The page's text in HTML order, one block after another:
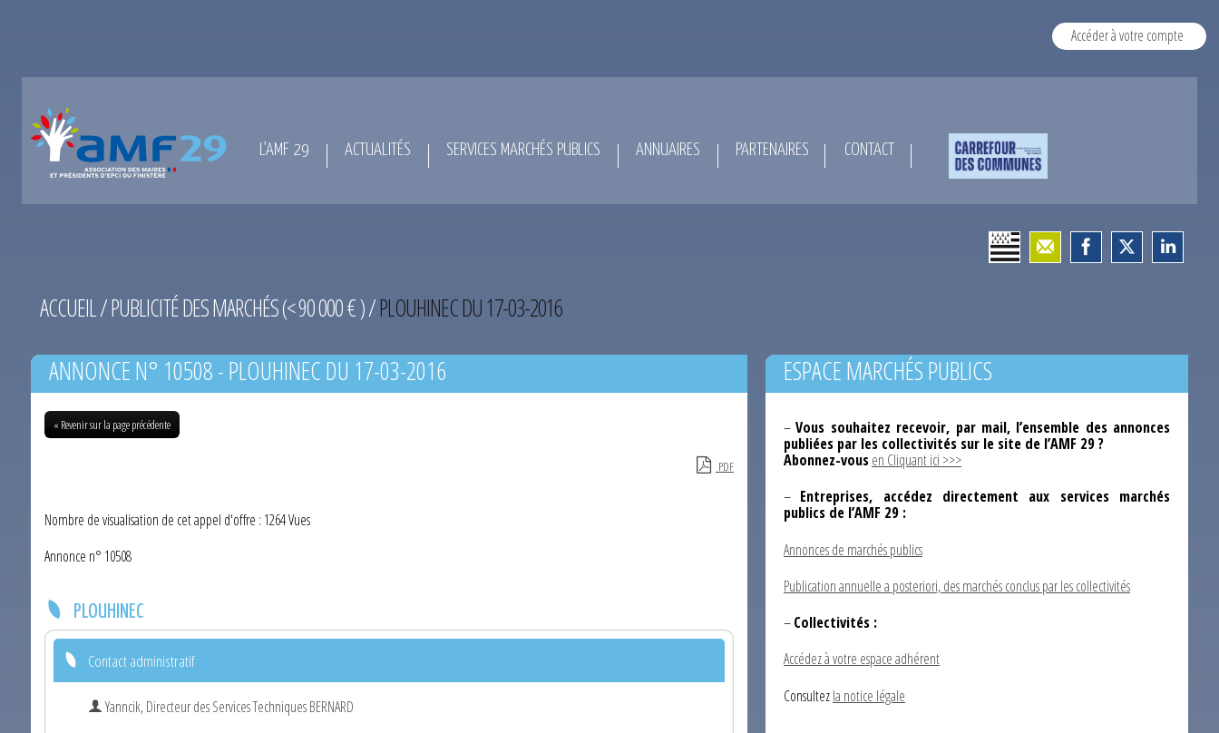
Accéder à votre compte
L’AMF 29 ACTUALITÉS SERVICES MARCHÉS PUBLICS ANNUAIRES PARTENAIRES CONTACT
ACCUEIL/PUBLICITÉ DES MARCHÉS (< 90 000 € )/PLOUHINEC DU 17-03-2016
ANNONCE N° 10508 - PLOUHINEC DU 17-03-2016
« Revenir sur la page précédente
PDF
Nombre de visualisation de cet appel d'offre : 1264 Vues
Annonce n° 10508
PLOUHINEC
Contact administratif
Yanncik, Directeur des Services Techniques BERNARD
ESPACE MARCHÉS PUBLICS
–Vous souhaitez recevoir, par mail, l’ensemble des annonces
publiées par les collectivités sur le site de l’AMF 29 ?
Abonnez-vousen Cliquant ici >>>
– Entreprises, accédez directement aux services marchés
publics de l’AMF 29 :
Annonces de marchés publics
Publication annuelle a posteriori, des marchés conclus par les collectivités
–Collectivités :
Accédez à votre espace adhérent
Consultezla notice légale